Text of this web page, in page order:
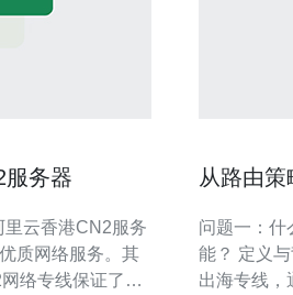
服务器
质网络服务。其
从路由
问题一：什
能？ 定义
出海专线，